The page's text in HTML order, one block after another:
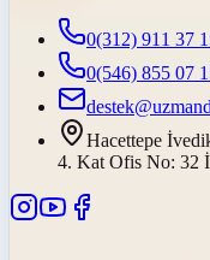
0(312) 911 37
0(546) 855 07
Hacettepe
4. Kat Ofis No: 32